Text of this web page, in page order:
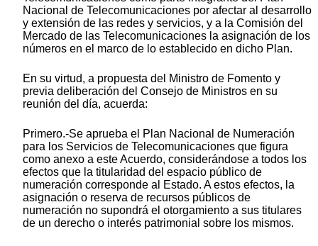
Nacional de Telecomunicaciones por afectar al desarrollo
y extensión de las redes y servicios, y a la Comisión del
Mercado de las Telecomunicaciones la asignación de los
números en el marco de lo establecido en dicho Plan.
En su virtud, a propuesta del Ministro de Fomento y
previa deliberación del Consejo de Ministros en su
reunión del día, acuerda:
Primero.-Se aprueba el Plan Nacional de Numeración
para los Servicios de Telecomunicaciones que figura
como anexo a este Acuerdo, considerándose a todos los
efectos que la titularidad del espacio público de
numeración corresponde al Estado. A estos efectos, la
asignación o reserva de recursos públicos de
numeración no supondrá el otorgamiento a sus titulares
de un derecho o interés patrimonial sobre los mismos.